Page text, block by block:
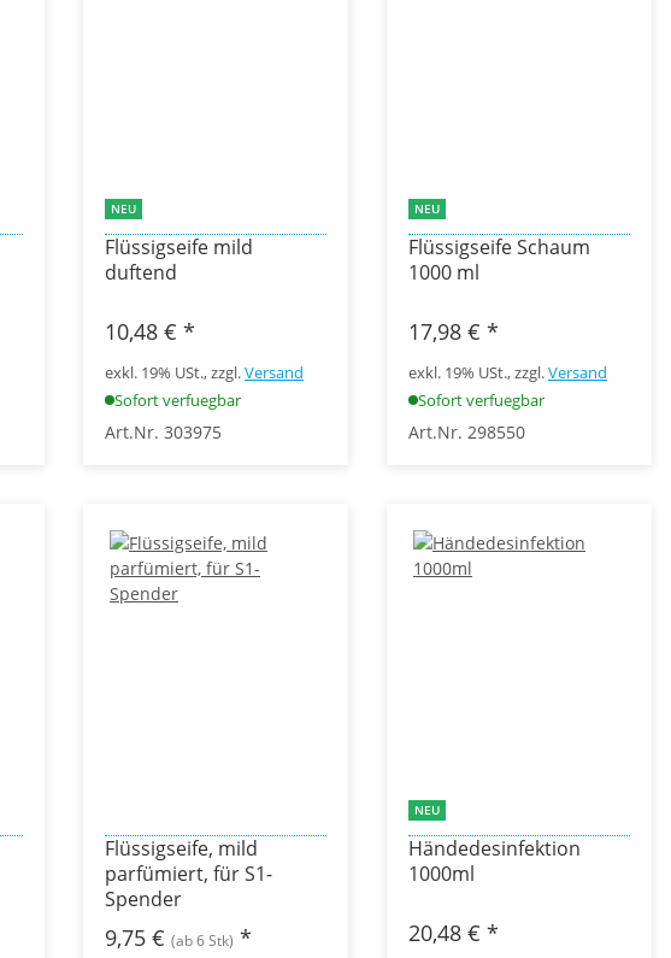
NEU
Flüssigseife mild
duftend
10,48 € *
exkl. 19% USt., zzgl.Versand
Sofort verfuegbar
Art.Nr. 303975
NEU
Flüssigseife Schaum
1000 ml
17,98 € *
exkl. 19% USt., zzgl.Versand
Sofort verfuegbar
Art.Nr. 298550
Flüssigseife, mild
parfümiert, für S1-
Spender
9,75 € (ab 6 Stk) *
NEU
Händedesinfektion
1000ml
20,48 € *